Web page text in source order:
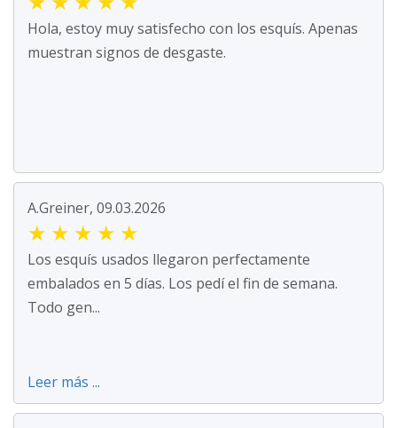
Hola, estoy muy satisfecho con los esquís. Apenas
muestran signos de desgaste.
A.Greiner, 09.03.2026
★ ★ ★ ★ ★
Los esquís usados llegaron perfectamente
embalados en 5 días. Los pedí el fin de semana.
Todo gen...
Leer más ...